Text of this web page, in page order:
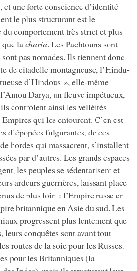
et une forte conscience d’identité
le plus structurant est le
du comportement très strict et plus
que lacharia. Les Pachtouns sont
pas nomades. Ils tiennent donc
de citadelle montagneuse, l’Hindu-
d’Hindous », elle-même
Darya, un fleuve impétueux,
contrôlent ainsi les velléités
qui les entourent. C’en est
d’épopées fulgurantes, de ces
hordes qui massacrent, s’installent
par d’autres. Les grands espaces
les peuples se sédentarisent et
ardeurs guerrières, laissant place
de plus loin : l’Empire russe en
britannique en Asie du sud. Les
progressent plus lentement que
leurs conquêtes sont avant tout
routes de la soie pour les Russes,
pour les Britanniques (la